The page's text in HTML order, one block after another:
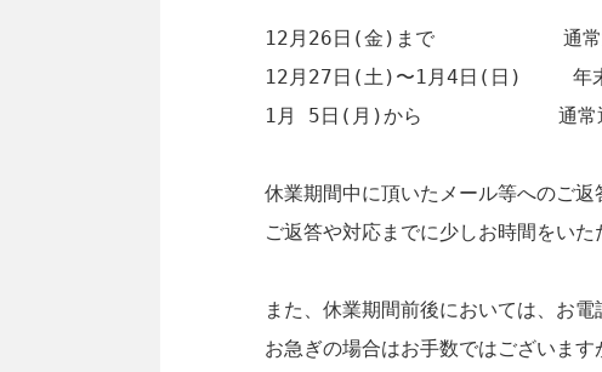
12月26日(金)まで　　　　　　 通常
12月27日(土)〜1月4日(日)　 　年
1月 5日(月)から　　　　　　　通常
休業期間中に頂いたメール等へのご
ご返答や対応までに少しお時間をい
また、休業期間前後においては、お
お急ぎの場合はお手数ではございます